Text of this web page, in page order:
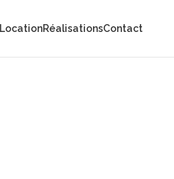
LocationRéalisationsContact